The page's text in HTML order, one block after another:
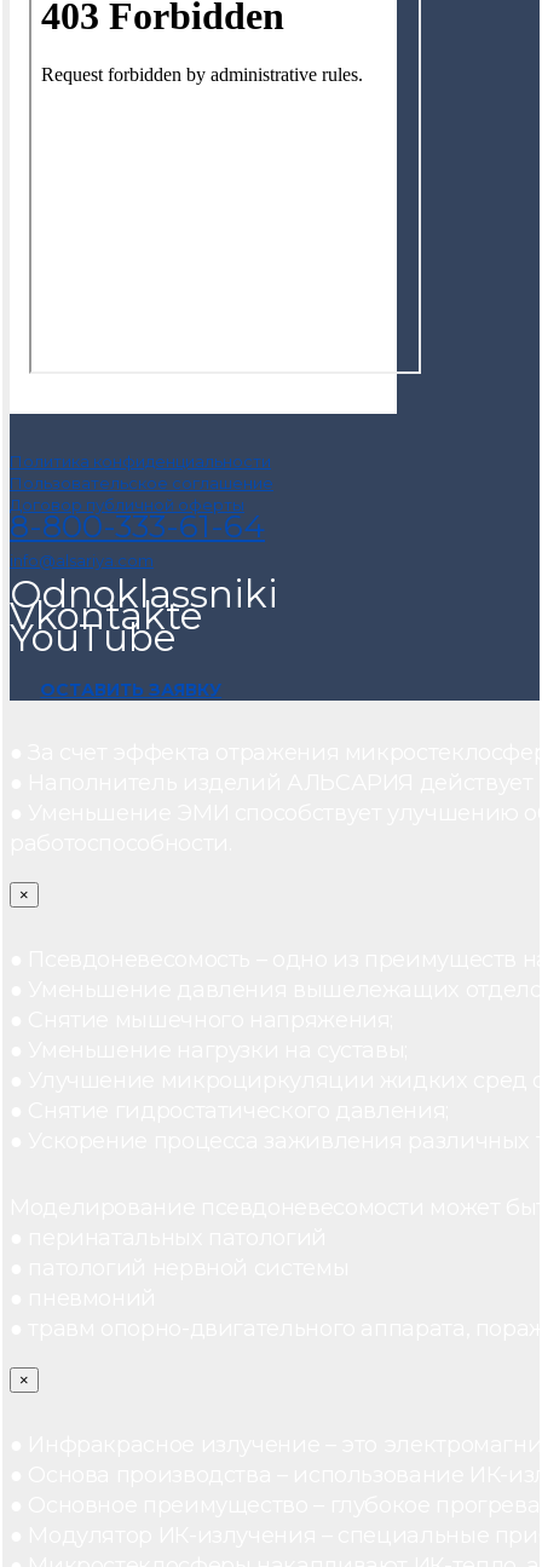
Политика конфиденциальности
Пользовательское соглашение
Договор публичной оферты
8-800-333-61-64
info@alsariya.com
Odnoklassniki
Vkontakte
YouTube
ОСТАВИТЬ ЗАЯВКУ
×
×